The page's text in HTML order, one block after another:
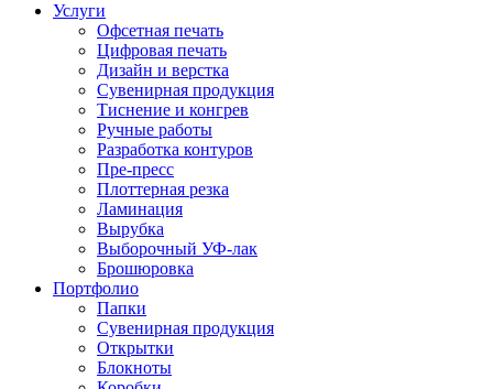
Услуги
Офсетная печать
Цифровая печать
Дизайн и верстка
Сувенирная продукция
Тиснение и конгрев
Ручные работы
Разработка контуров
Пре-пресс
Плоттерная резка
Ламинация
Вырубка
Выборочный УФ-лак
Брошюровка
Портфолио
Папки
Сувенирная продукция
Открытки
Блокноты